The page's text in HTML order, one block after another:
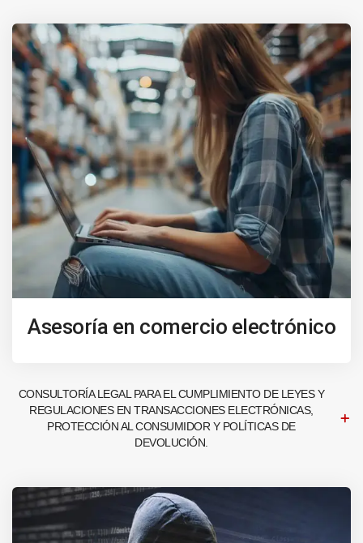
Asesoría en comercio electrónico
CONSULTORÍA LEGAL PARA EL CUMPLIMIENTO DE LEYES Y
REGULACIONES EN TRANSACCIONES ELECTRÓNICAS,
PROTECCIÓN AL CONSUMIDOR Y POLÍTICAS DE
DEVOLUCIÓN.